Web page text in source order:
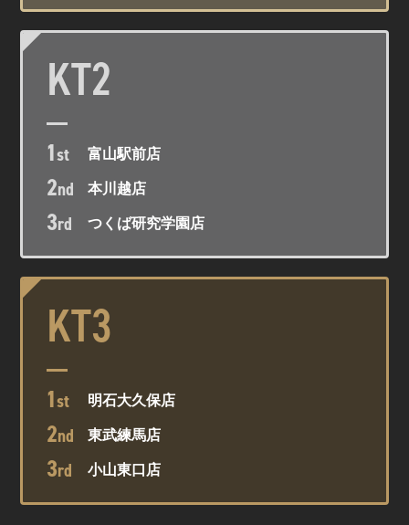
KT2
1st 富山駅前店
2nd 本川越店
3rd つくば研究学園店
KT3
1st 明石大久保店
2nd 東武練馬店
3rd 小山東口店